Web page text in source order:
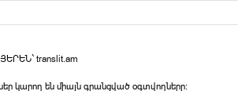
translit.am
կարող են միայն գրանցված օգտվողները: